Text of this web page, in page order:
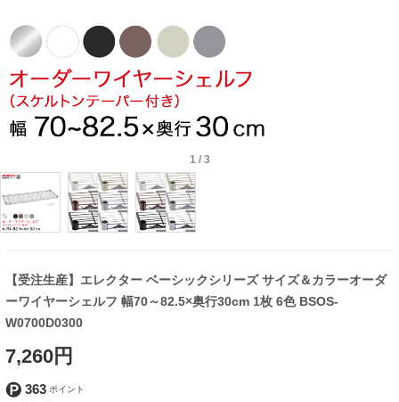
1/ 3
【受注生産】エレクター ベーシックシリーズ サイズ＆カラーオーダ
ーワイヤーシェルフ 幅70～82.5×奥行30cm 1枚 6色 BSOS-
W0700D0300
7,260円
363